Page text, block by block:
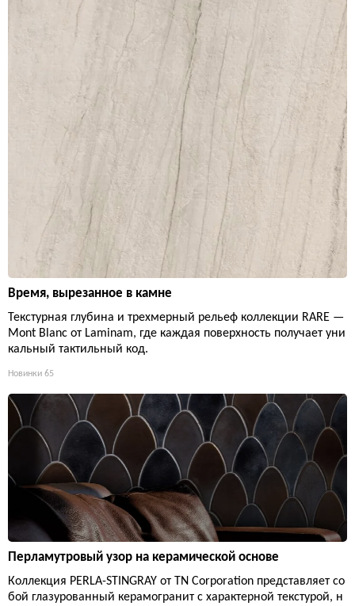
Время, вырезанное в камне
Текстурная глубина и трехмерный рельеф коллекции RARE —
Mont Blanc от Laminam, где каждая поверхность получает уни
кальный тактильный код.
Новинки 65
Перламутровый узор на керамической основе
Коллекция PERLA-STINGRAY от TN Corporation представляет со
бой глазурованный керамогранит с характерной текстурой, н